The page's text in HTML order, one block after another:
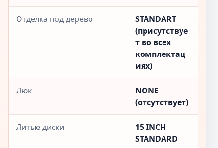
Отделка под дерево
STANDART
(присутствуе
т во всех
комплектац
иях)
Люк
NONE
(отсутствует)
Литые диски
15 INCH
STANDARD